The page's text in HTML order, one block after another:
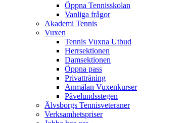
Öppna Tennisskolan
Vanliga frågor
Akademi Tennis
Vuxen
Tennis Vuxna Utbud
Herrsektionen
Damsektionen
Öppna pass
Privatträning
Anmälan Vuxenkurser
Påvelundsstegen
Älvsborgs Tennisveteraner
Verksamhetspriser